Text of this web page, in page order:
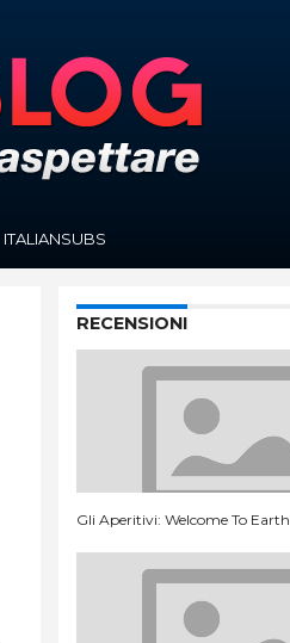
ITALIANSUBS
RECENSIONI
Gli Aperitivi: Welcome To Earth